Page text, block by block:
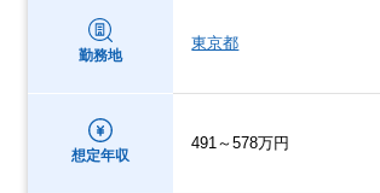
勤務地
東京都
想定年収
491～578万円